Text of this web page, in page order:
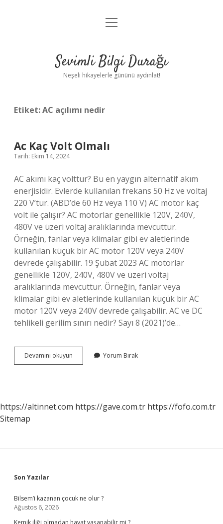
Anasayfa
Yasal Uyarı
menüyü
Sevimli Bilgi Durağı
Neşeli hikayelerle gününü aydınlat!
Etiket:AC açılımı nedir
Ac Kaç Volt Olmalı
Tarih: Ekim 14, 2024
AC akımı kaç volttur? Bu en yaygın alternatif akım
enerjisidir. Evlerde kullanılan frekans 50 Hz ve voltaj
220 V’tur. (ABD’de 60 Hz veya 110 V) AC motor kaç
volt ile çalışır? AC motorlar genellikle 120V, 240V,
480V ve üzeri voltaj aralıklarında mevcuttur.
Örneğin, fanlar veya klimalar gibi ev aletlerinde
kullanılan küçük bir AC motor 120V veya 240V
devrede çalışabilir. 19 Şubat 2023 AC motorlar
genellikle 120V, 240V, 480V ve üzeri voltaj
aralıklarında mevcuttur. Örneğin, fanlar veya
klimalar gibi ev aletlerinde kullanılan küçük bir AC
motor 120V veya 240V devrede çalışabilir. AC ve DC
tehlikeli gerilim sınırı nedir? Sayı 8 (2021)’de…
Devamını okuyun
Kaç
Yorum Bırak
https://altinnet.com https://gave.com.tr https://fofo.com.tr
Sitemap
Sidebar
Son Yazılar
Bilsem’i kazanan çocuk ne olur ?
Ağustos 6, 2026
Kemik iliği olmadan hayat yaşanabilir mi ?